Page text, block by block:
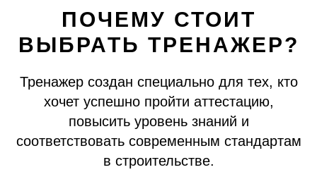
ПОЧЕМУ СТОИТ
ВЫБРАТЬ ТРЕНАЖЕР?
Тренажер создан специально для тех, кто
хочет успешно пройти аттестацию,
повысить уровень знаний и
соответствовать современным стандартам
в строительстве.